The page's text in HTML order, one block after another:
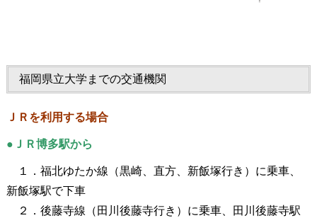
福岡県立大学までの交通機関
ＪＲを利用する場合
●ＪＲ博多駅から
１．福北ゆたか線（黒崎、直方、新飯塚行き）に乗車、
新飯塚駅で下車
２．後藤寺線（田川後藤寺行き）に乗車、田川後藤寺駅